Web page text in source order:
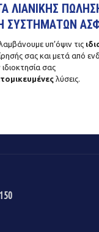
ΛΙΑΝΙΚΗΣ
ΣΥΣΤΗΜΑΤΩΝ
υπ’όψιν τις
σας και μετά από
σας
λύσεις.